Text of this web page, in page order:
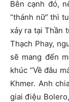
Bên cạnh đó,
“thánh nữ” thì
xảy ra tại Thần
Thạch Phay,
sẽ mang đến
khúc “Về đâu
Khmer. Anh
giai điệu